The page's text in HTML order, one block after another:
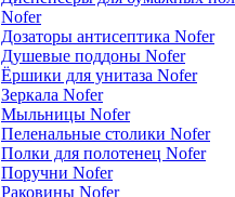
Nofer
Дозаторы антисептика Nofer
Душевые поддоны Nofer
Ёршики для унитаза Nofer
Зеркала Nofer
Мыльницы Nofer
Пеленальные столики Nofer
Полки для полотенец Nofer
Поручни Nofer
Раковины Nofer